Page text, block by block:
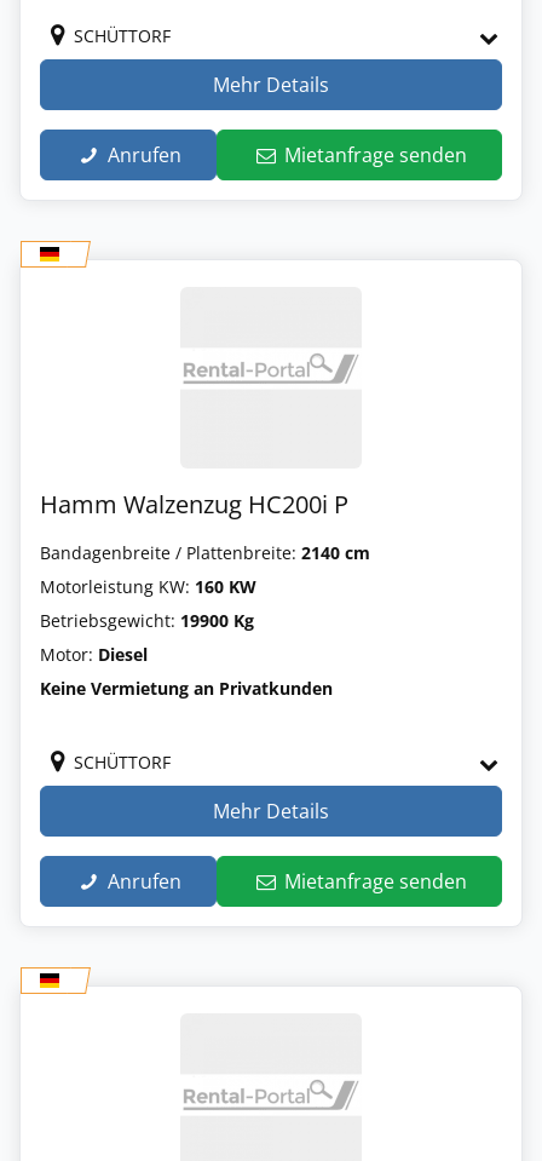
SCHÜTTORF
Mehr Details
Anrufen Mietanfrage senden
Hamm Walzenzug HC200i P
Bandagenbreite / Plattenbreite: 2140 cm
Motorleistung KW: 160 KW
Betriebsgewicht: 19900 Kg
Motor: Diesel
Keine Vermietung an Privatkunden
SCHÜTTORF
Mehr Details
Anrufen Mietanfrage senden